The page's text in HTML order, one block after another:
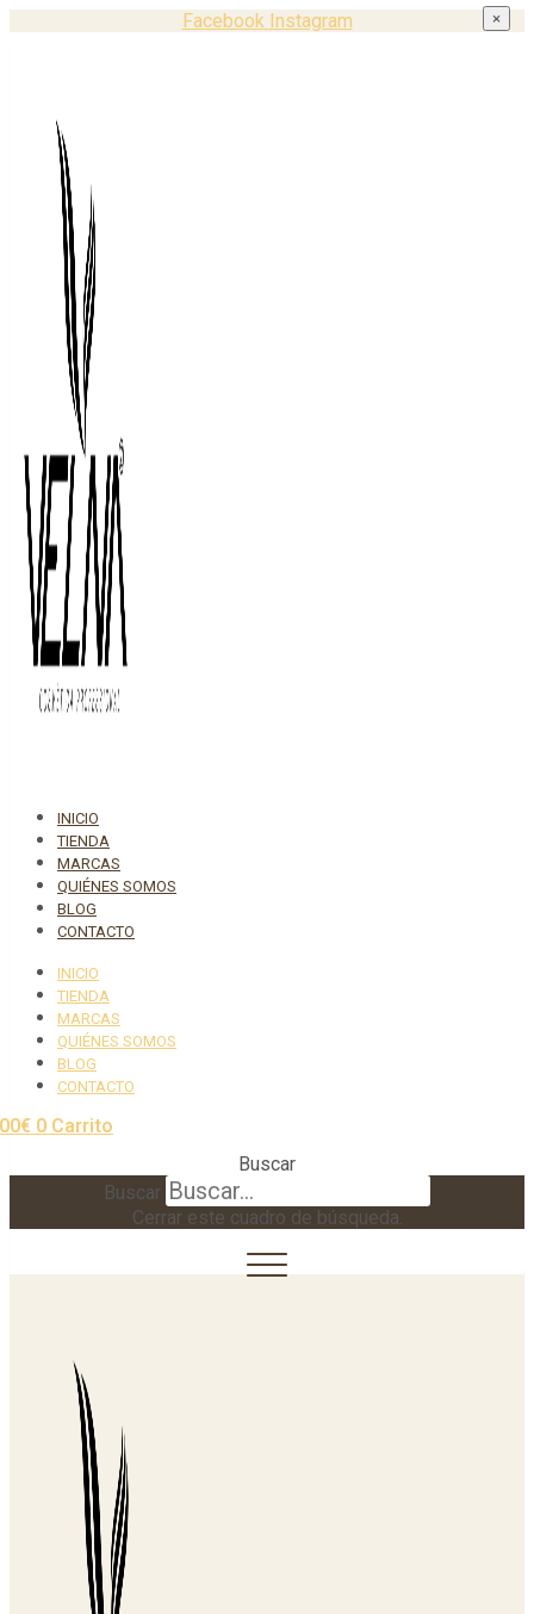
Facebook Instagram
INICIO
TIENDA
MARCAS
QUIÉNES SOMOS
BLOG
CONTACTO
INICIO
TIENDA
MARCAS
QUIÉNES SOMOS
BLOG
CONTACTO
€ 0 Carrito
Buscar
Buscar
Cerrar este cuadro de búsqueda.
×